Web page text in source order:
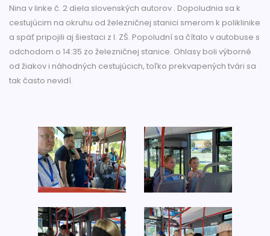
Nina v linke č. 2 diela slovenských autorov . Dopoludnia sa k
cestujúcim na okruhu od železničnej stanici smerom k poliklinike
a späť pripojili aj šiestaci z I. ZŠ. Popoludní sa čítalo v autobuse s
odchodom o 14:35 zo železničnej stanice. Ohlasy boli výborné
od žiakov i náhodných cestujúcich, toľko prekvapených tvári sa
tak často nevidí.